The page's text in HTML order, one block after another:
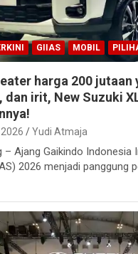
GIIAS MOBIL
harga 200 jutaan
dan irit, New Suzuki
Yudi Atmaja
– Ajang Gaikindo Indonesia
2026 menjadi panggung